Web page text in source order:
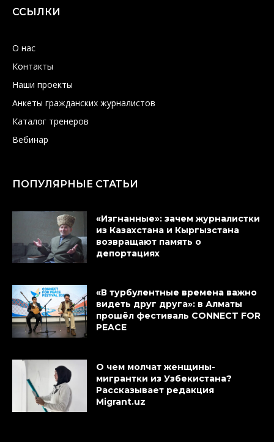
ССЫЛКИ
О нас
Контакты
Наши проекты
Анкеты гражданских журналистов
Каталог тренеров
Вебинар
ПОПУЛЯРНЫЕ СТАТЬИ
«Изгнанные»: зачем журналистки
из Казахстана и Кыргызстана
возвращают память о
депортациях
«В турбулентные времена важно
видеть друг друга»: в Алматы
прошёл фестиваль CONNECT FOR
PEACE
О чем молчат женщины-
мигрантки из Узбекистана?
Рассказывает редакция
Migrant.uz